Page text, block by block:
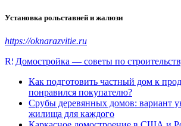
Установка рольставней и жалюзи
https://oknarazvitie.ru
Домостройка — советы по
Как подготовить частный дом к
понравился покупателю?
Срубы деревянных домов: вариант
жилища для каждого